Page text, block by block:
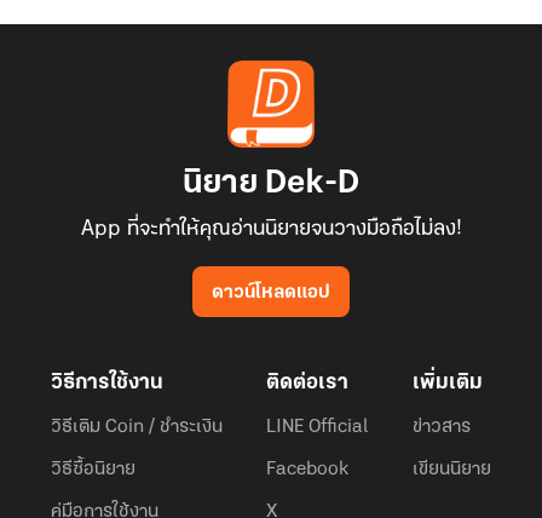
นิยาย Dek-D
App ที่จะทำให้คุณอ่านนิยายจนวางมือถือไม่ลง!
ดาวน์โหลดแอป
วิธีการใช้งาน
วิธีเติม Coin / ชำระเงิน
วิธีซื้อนิยาย
คู่มือการใช้งาน
ติดต่อเรา
LINE Official
Facebook
X
เพิ่มเติม
ข่าวสาร
เขียนนิยาย